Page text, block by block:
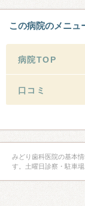
この病院のメニュ
病院TOP
口コミ
みどり歯科医院の基本
す。土曜日診察・駐車場